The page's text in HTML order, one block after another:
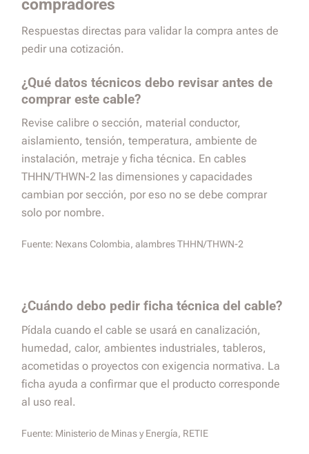
compradores
Respuestas directas para validar la compra antes de
pedir una cotización.
¿Qué datos técnicos debo revisar antes de
comprar este cable?
Revise calibre o sección, material conductor,
aislamiento, tensión, temperatura, ambiente de
instalación, metraje y ficha técnica. En cables
THHN/THWN-2 las dimensiones y capacidades
cambian por sección, por eso no se debe comprar
solo por nombre.
Fuente: Nexans Colombia, alambres THHN/THWN-2
¿Cuándo debo pedir ficha técnica del cable?
Pídala cuando el cable se usará en canalización,
humedad, calor, ambientes industriales, tableros,
acometidas o proyectos con exigencia normativa. La
ficha ayuda a confirmar que el producto corresponde
al uso real.
Fuente: Ministerio de Minas y Energía, RETIE